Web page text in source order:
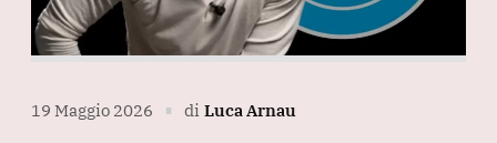
19 Maggio 2026 ∎ di Luca Arnau